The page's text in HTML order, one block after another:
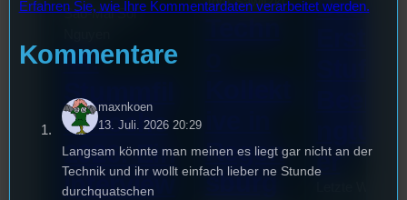
Sao-Mai Sol
44.
Stummfil
mwoche
2026: Ein
Interview
Regen
sburg
Das
er
Erfahren Sie, wie Ihre Kommentardaten verarbeitet werden.
Kommentare
maxnkoen
13. Juli. 2026 20:29
Langsam könnte man meinen es liegt gar nicht an der
Technik und ihr wollt einfach lieber ne Stunde
durchquatschen